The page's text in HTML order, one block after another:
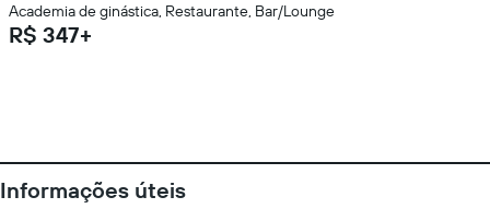
Academia de ginástica, Restaurante, Bar/Lounge
R$ 347+
Informações úteis